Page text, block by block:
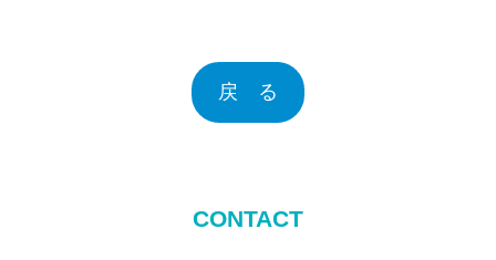
戻 る
CONTACT